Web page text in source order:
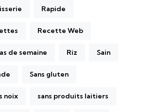
Rapide
Recette Web
de semaine Riz Sain
Sans gluten
noix sans produits laitiers